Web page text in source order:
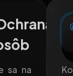
sa na